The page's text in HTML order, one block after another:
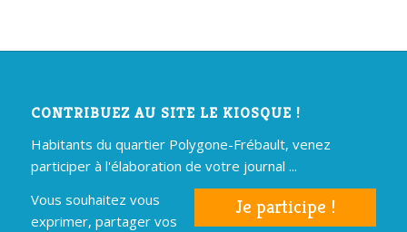
CONTRIBUEZ AU SITE LE KIOSQUE !
Habitants du quartier Polygone-Frébault, venez
participer à l'élaboration de votre journal ...
Je participe !
Vous souhaitez vous
exprimer, partager vos